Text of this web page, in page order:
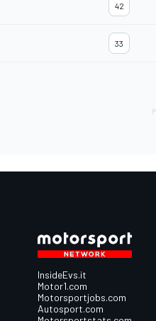
42
33
InsideEvs.it
Motor1.com
Motorsportjobs.com
Autosport.com